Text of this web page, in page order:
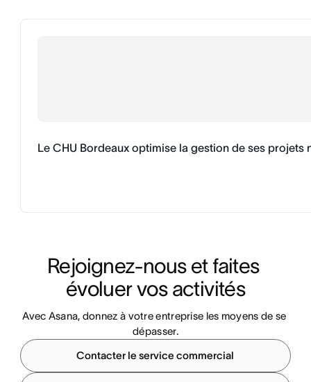
Le CHU Bordeaux optimise la gestion de ses projets
Rejoignez-nous et faites
évoluer vos activités
Avec Asana, donnez à votre entreprise les moyens de se
dépasser.
Contacter le service commercial